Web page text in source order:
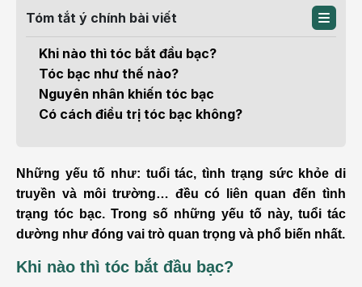
Tóm tắt ý chính bài viết
Khi nào thì tóc bắt đầu bạc?
Tóc bạc như thế nào?
Nguyên nhân khiến tóc bạc
Có cách điều trị tóc bạc không?
Những yếu tố như: tuổi tác, tình trạng sức khỏe di
truyền và môi trường… đều có liên quan đến tình
trạng tóc bạc. Trong số những yếu tố này, tuổi tác
dường như đóng vai trò quan trọng và phổ biến nhất.
Khi nào thì tóc bắt đầu bạc?